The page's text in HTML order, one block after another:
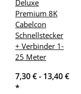
Deluxe
Premium 8K
Cabelcon
Schnellstecker
+ Verbinder 1-
25 Meter
7,30 € - 13,40 €
*